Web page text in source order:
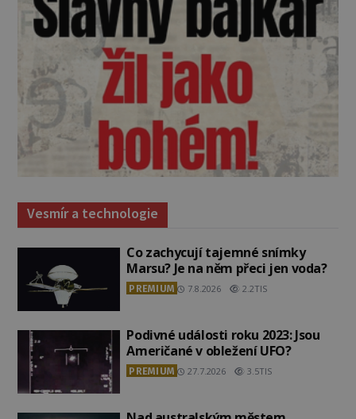
Vesmír a technologie
Co zachycují tajemné snímky
Marsu? Je na něm přeci jen voda?
PREMIUM 7.8.2026 2.2TIS
Podivné události roku 2023: Jsou
Američané v obležení UFO?
PREMIUM 27.7.2026 3.5TIS